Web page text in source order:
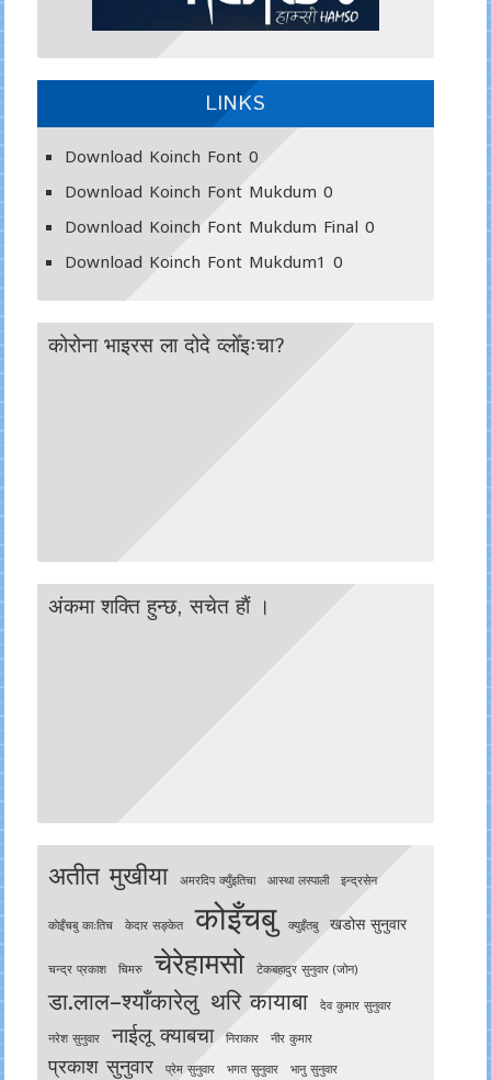
LINKS
Download Koinch Font0
Download Koinch Font Mukdum 0
Download Koinch Font Mukdum Final 0
Download Koinch Font Mukdum1 0
कोरोना भाइरस ला दोदे व्लोँइःचा?
अंकमा शक्ति हुन्छ, सचेत हाैं ।
अतीत मुखीया अमरदिप क्युँइतिचा आस्था लस्पाली इन्द्रसेन
काेइँचबु काःतिच केदार सङ्केत कोइँचबु क्युइँतबु खडोस सुनुवार
चन्द्र प्रकाश चिमरु चेरेहामसो टेकबहादुर सुनुवार (जोन)
डा.लाल–श्याँकारेलु थरि कायाबा देव कुमार सुनुवार
नरेश सुनुवार नाईलू क्याबचा निराकार नीर कुमार
प्रकाश सुनुवार प्रेम सुनुवार भगत सुनुवार भानु सुनुवार